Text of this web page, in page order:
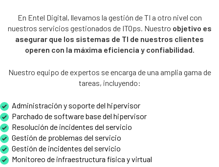
En Entel Digital, llevamos la gestión de TI a otro nivel con
nuestros servicios gestionados de ITOps. Nuestro objetivo es
asegurar que los sistemas de TI de nuestros clientes
operen con la máxima eficiencia y confiabilidad.
Nuestro equipo de expertos se encarga de una amplia gama de
tareas, incluyendo:
Administración y soporte del hipervisor
Parchado de software base del hipervisor
Resolución de incidentes del servicio
Gestión de problemas del servicio
Gestión de incidentes del servicio
Monitoreo de infraestructura física y virtual